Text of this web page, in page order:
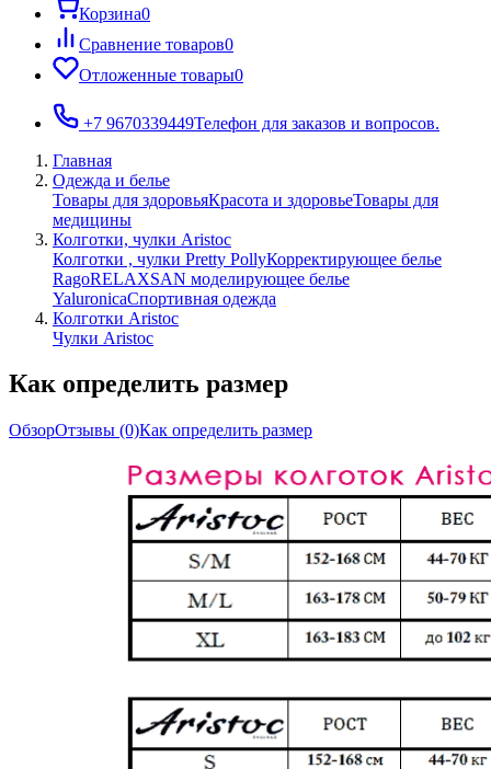
Корзина0
Сравнение товаров0
Отложенные товары0
+7 9670339449Телефон для заказов и вопросов.
Главная
Одежда и белье
Товары для здоровьяКрасота и здоровьеТовары для
медицины
Колготки, чулки Aristoc
Колготки , чулки Pretty PollyКорректирующее белье
RagoRELAXSAN моделирующее белье
YaluroniсaСпортивная одежда
Колготки Aristoc
Чулки Aristoc
Как определить размер
ОбзорОтзывы (0)Как определить размер